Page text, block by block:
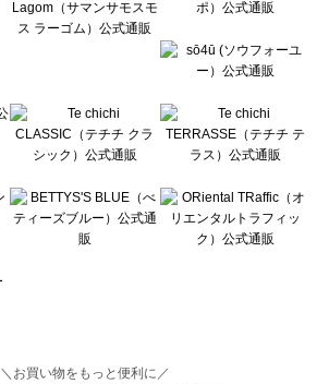
＼お買い物をもっと便利に／